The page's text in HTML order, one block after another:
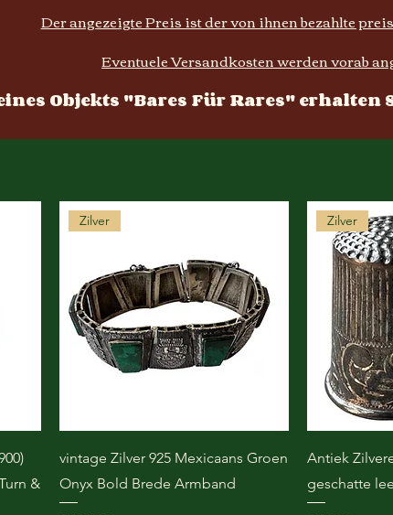
Der angezeigte Preis ist der von ihnen bezahlte
Eventuele Versandkosten werden vorab
Objekts "Bares Für Rares"
&
Zilver
vintage Zilver 925 Mexicaans Groen
Onyx Bold Brede Armband
Zilver
Antiek
geschatte